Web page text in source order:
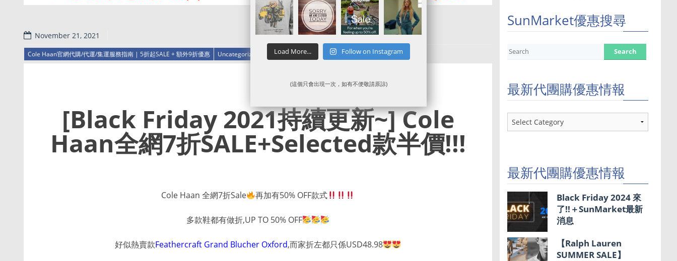
November 21, 2021
Cole Haan官網代購/代運/集運服務指南 | 5折起SALE + 額外9折優惠 Uncategorized
[Black Friday 2021持續更新~] Cole
Haan全網7折SALE+Selected款半價!!!
Cole Haan 全網7折Sale 再加有50% OFF款式
多款鞋都有做折,UP TO 50% OFF
好似熱賣款Feathercraft Grand Blucher Oxford,而家折左都只係USD48.98
SunMarket優惠搜尋
最新代團購優惠情報
最
新
優
惠
情
報
最新代團購優惠情報
Black Friday 2024 來
了!!＋SunMarket最新
消息
【Ralph Lauren
SUMMER SALE】
Load More... Follow on Instagram
(這個只會出現一次，如有不便敬請原諒)